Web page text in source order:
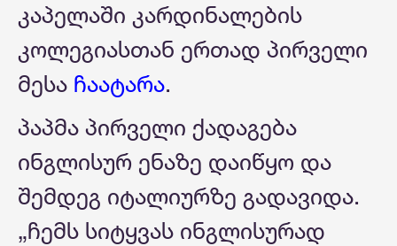
კაპელაში კარდინალების
კოლეგიასთან ერთად პირველი
მესა ჩაატარა.
პაპმა პირველი ქადაგება
ინგლისურ ენაზე დაიწყო და
შემდეგ იტალიურზე გადავიდა.
„ჩემს სიტყვას ინგლისურად